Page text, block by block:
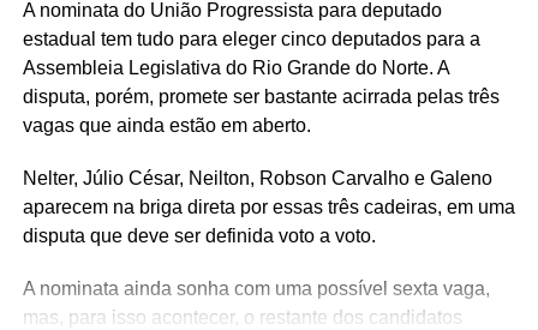
A nominata do União Progressista para deputado
estadual tem tudo para eleger cinco deputados para a
Assembleia Legislativa do Rio Grande do Norte. A
disputa, porém, promete ser bastante acirrada pelas três
vagas que ainda estão em aberto.
Nelter, Júlio César, Neilton, Robson Carvalho e Galeno
aparecem na briga direta por essas três cadeiras, em uma
disputa que deve ser definida voto a voto.
A nominata ainda sonha com uma possível sexta vaga,
mas, para isso acontecer, o restante dos candidatos